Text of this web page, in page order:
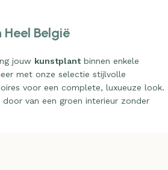
België
jouw kunstplantbinnen enkele
met onze selectie stijlvolle
voor een complete, luxueuze look.
van een groen interieur zonder